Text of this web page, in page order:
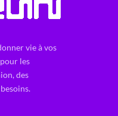
vie à vos
les
des